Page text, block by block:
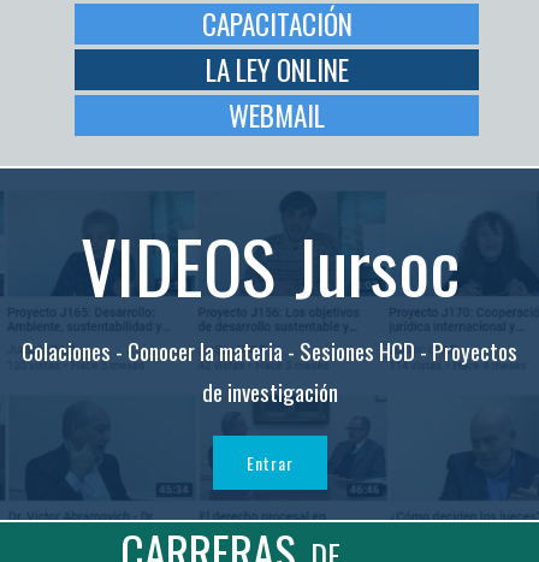
WEBMAIL
CAPACITACIÓN
LA LEY ONLINE
VIDEOS Jursoc
Colaciones - Conocer la materia - Sesiones HCD - Proyectos
de investigación
Entrar